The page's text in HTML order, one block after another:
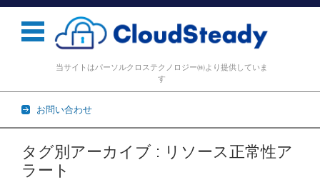
当サイトはパーソルクロステクノロジー㈱より提供していま
す
お問い合わせ
コンテンツに移動
タグ別アーカイブ : リソース正常性ア
ラート